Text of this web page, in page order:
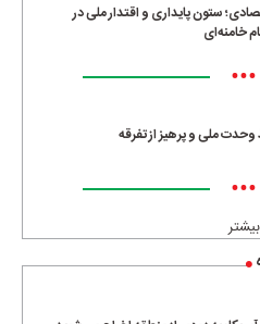
ستون پایداری و اقتدار ملی در
خامنه‌ای
•••
ملی و پرهیز از تفرقه
•••
بیشتر